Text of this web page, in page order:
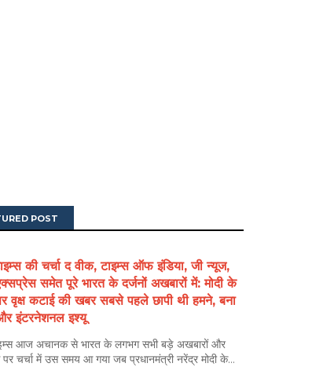
POST
की चर्चा द वीक, टाइम्स ऑफ इंडिया, जी न्यूज,
समेत पूरे भारत के दर्जनों अखबारों में: मोदी के
वृक्ष कटाई की खबर सबसे पहले छापी थी हमने, बना
इंटरनेशनल इश्यू
आज अचानक से भारत के लगभग सभी बड़े अखबारों और
चर्चा में उस समय आ गया जब प्रधानमंत्री नरेंद्र मोदी के...